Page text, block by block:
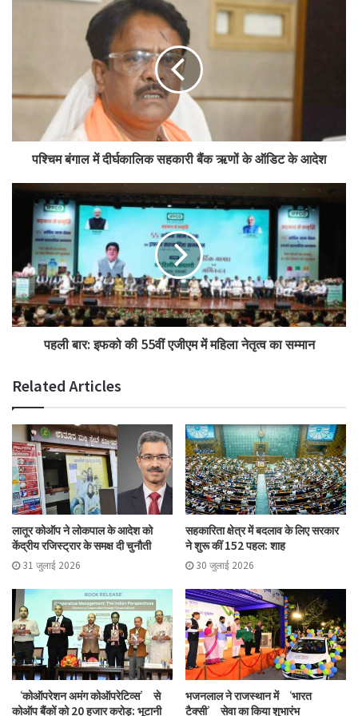
बैंकों और केंद्रीय सहकारी बैंकों को कवर करेगा। कूलिंग-ऑफ अवधि, कार्यकाल सीमा
और प्रशासनिक प्रतिबंध दोनों श्रेणियों में समान रहेंगे।
इन संशोधनों की पृष्ठभूमि बैंकिंग कानून (संशोधन) अधिनियम, 2025 से जुड़ी है,
जिसके तहत 1 अगस्त 2025 से सहकारी बैंकों के निदेशकों के अधिकतम निरंतर
कार्यकाल को आठ वर्ष से बढ़ाकर 10 वर्ष किया गया था। इससे पहले बैंकिंग विनियमन
(संशोधन) अधिनियम, 2020 के माध्यम से ये प्रावधान सहकारी बैंकों पर लागू किए गए
सहकारी बैंकिंग क्षेत्र के जानकारों का मानना है कि आरबीआई का यह कदम बोर्ड स्तर
पर पारदर्शिता बढ़ाने, नेतृत्व में बदलाव सुनिश्चित करने और प्रशासनिक जवाबदेही
मजबूत करने में महत्वपूर्ण भूमिका निभाएगा। नए नियमों के चलते लंबे समय से बोर्ड में
बने कई निदेशकों को अब पद छोड़ना पड़ सकता है।
Tags breaking cooling off period cooperative bank rbi
पश्चिम बंगाल में दीर्घकालिक सहकारी बैंक ऋणों के ऑडिट के आदेश
पहली बार: इफको की 55वीं एजीएम में महिला नेतृत्व का सम्मान
Related Articles
लातूर कोऑप ने लोकपाल के आदेश को
केंद्रीय रजिस्ट्रार के समक्ष दी चुनौती
31 जुलाई 2026
सहकारिता क्षेत्र में बदलाव के लिए सरकार
ने शुरू कीं 152 पहल: शाह
30 जुलाई 2026
‘कोऑपरेशन अमंग कोऑपरेटिव्स’ से
कोऑप बैंकों को 20 हजार करोड़: भूटानी
भजनलाल ने राजस्थान में ‘भारत
टैक्सी’ सेवा का किया शुभारंभ